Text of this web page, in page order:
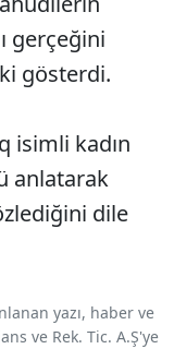
gerçeğini
gösterdi.
isimli kadın
anlatarak
dile
yazı, haber ve
ve Rek. Tic. A.Ş'ye